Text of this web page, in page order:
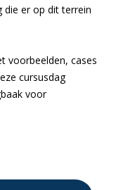
die er op dit terrein
voorbeelden, cases
cursusdag
voor